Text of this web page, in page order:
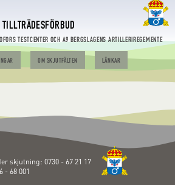
TILLTRÄDESFÖRBUD
TESTCENTER OCH A9 BERGSLAGENS ARTILLERIREGEMENTE
OM SKJUTFÄLTEN LÄNKAR
skjutning: 0730 - 67 21 17
- 68 001